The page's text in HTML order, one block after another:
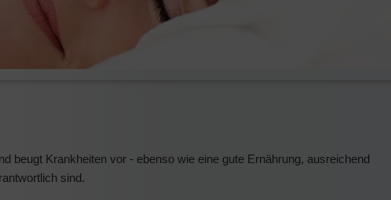
beugt Krankheiten vor - ebenso wie eine gute Ernährung, ausreichend
sind.